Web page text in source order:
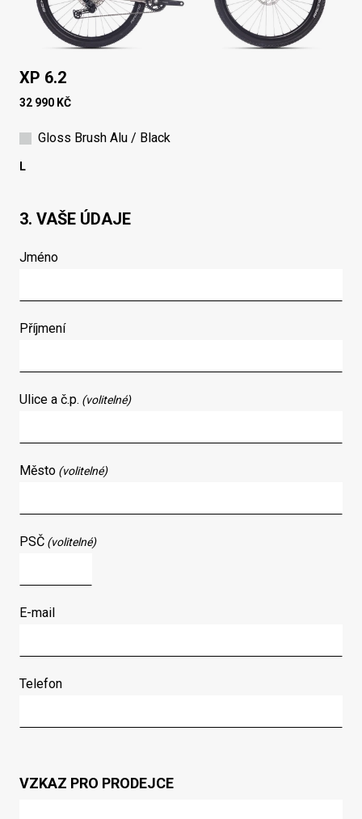
XP 6.2
32 990 KČ
Gloss Brush Alu / Black
L
3. VAŠE ÚDAJE
Jméno
Příjmení
Ulice a č.p. (volitelné)
Město (volitelné)
PSČ (volitelné)
E-mail
Telefon
VZKAZ PRO PRODEJCE